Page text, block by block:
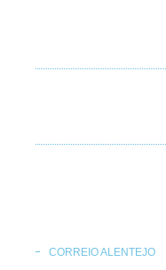
CORREIO ALENTEJO